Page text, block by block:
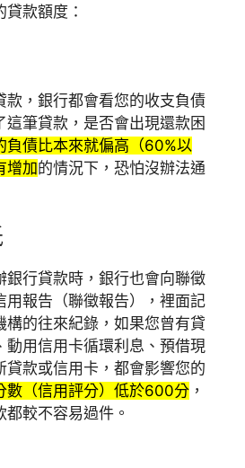
款額度：
款，銀行都會看您的收支負債
這筆貸款，是否會出現還款困
負債比本來就偏高（60%以
增加的情況下，恐怕沒辦法通
銀行貸款時，銀行也會向聯徵
用報告（聯徵報告），裡面記
構的往來紀錄，如果您曾有貸
動用信用卡循環利息、預借現
貸款或信用卡，都會影響您的
數（信用評分）低於600分 ，
較不容易過件。